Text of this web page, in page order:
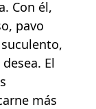
Con él,
pavo
El
más